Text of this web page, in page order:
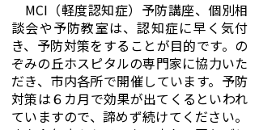
MCI（軽度認知症）予防講座、個別相
談会や予防教室は、認知症に早く気付
き、予防対策をすることが目的です。の
ぞみの丘ホスピタルの専門家に協力いた
だき、市内各所で開催しています。予防
対策は６カ月で効果が出てくるといわれ
ていますので、諦めず続けてください。